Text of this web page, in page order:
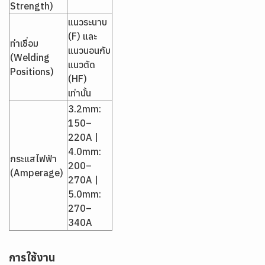
Strength)
ท่าเชื่อม
(Welding
Positions)
แนวระนาบ
(F) และ
แนวนอนกับ
แนวตัด
(HF)
เท่านั้น
กระแสไฟฟ้า
(Amperage)
3.2mm:
150–
220A |
4.0mm:
200–
270A |
5.0mm:
270–
340A
การใช้งาน